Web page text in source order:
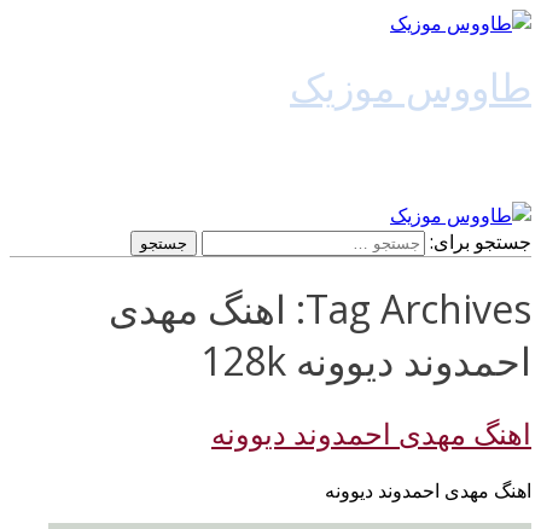
طاووس موزیک
جستجو برای:
Tag Archives: اهنگ مهدی
احمدوند دیوونه 128k
اهنگ مهدی احمدوند دیوونه
اهنگ مهدی احمدوند دیوونه